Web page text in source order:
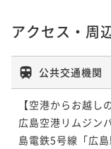
アクセス・周
公共交通機関
【空港からお越し
広島空港リムジ
島電鉄5号線「広